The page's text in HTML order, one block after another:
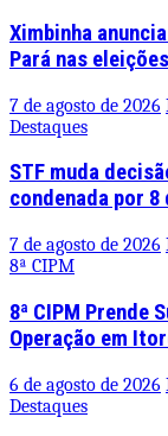
Ximbinha
Pará nas
7 de agosto de 2026
Destaques
STF muda
condenada por 8
7 de agosto de 2026
8ª CIPM
8ª CIPM Prende
Operação em
6 de agosto de 2026
Destaques